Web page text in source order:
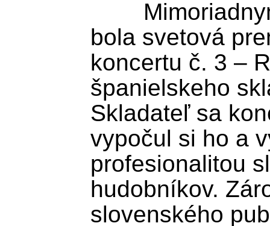
bola svetová
koncertu č. 3 –
španielskeho
Skladateľ sa
vypočul si ho a
profesionalitou
hudobníkov.
slovenského